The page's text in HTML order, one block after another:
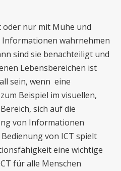
oder nur mit Mühe und
wahrnehmen
sind sie benachteiligt und
Lebensbereichen ist
sein, wenn eine
Beispiel im visuellen,
sich auf die
von Informationen
von ICT spielt
eine wichtige
für alle Menschen